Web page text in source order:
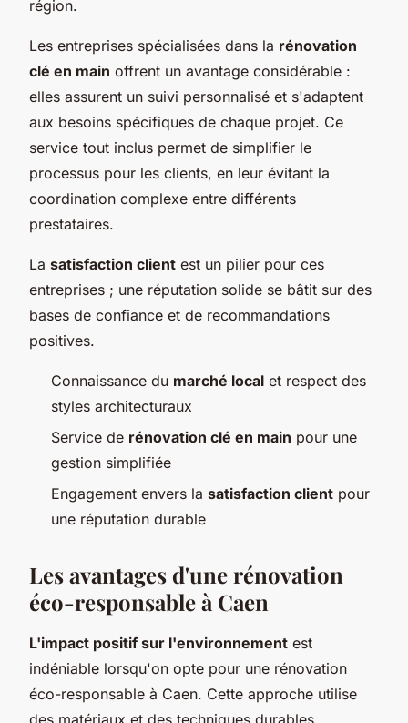
région.
Les entreprises spécialisées dans la rénovation
clé en main offrent un avantage considérable :
elles assurent un suivi personnalisé et s'adaptent
aux besoins spécifiques de chaque projet. Ce
service tout inclus permet de simplifier le
processus pour les clients, en leur évitant la
coordination complexe entre différents
prestataires.
La satisfaction client est un pilier pour ces
entreprises ; une réputation solide se bâtit sur des
bases de confiance et de recommandations
positives.
Connaissance du marché local et respect des
styles architecturaux
Service de rénovation clé en main pour une
gestion simplifiée
Engagement envers la satisfaction client pour
une réputation durable
Les avantages d'une rénovation
éco-responsable à Caen
L'impact positif sur l'environnement est
indéniable lorsqu'on opte pour une rénovation
éco-responsable à Caen. Cette approche utilise